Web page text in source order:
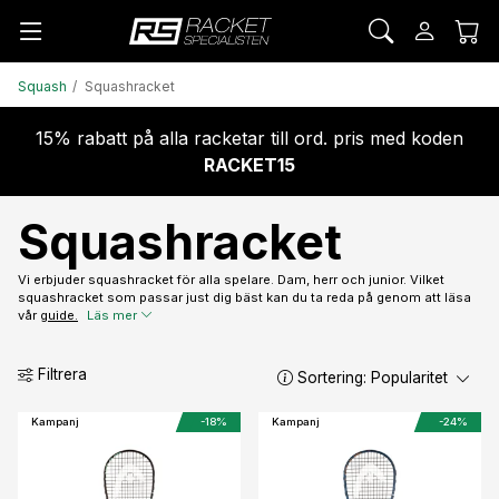
Squash Squashracket
15% rabatt på alla racketar till ord. pris med koden
RACKET15
Squashracket
Vi erbjuder squashracket för alla spelare. Dam, herr och junior. Vilket
squashracket som passar just dig bäst kan du ta reda på genom att läsa
vår guide. Läs mer
Filtrera Sortering: Popularitet
Kampanj -18% Kampanj -24%